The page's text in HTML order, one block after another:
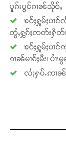
ပူၵ်းပွင်ၵၢၼ်သိုဝ်ႇ
ၶဝ်ႈႁူမ်ႈပၢ
တွႆႇႁွၵ်ႈၸတ်းႁဵတ်
ၶဝ်ႈႁူမ်ႈပၢ
ၵၢၼ်မၢၵ်ႈမီး၊ ပ
လႆႈႁပ်ႉဢၢ